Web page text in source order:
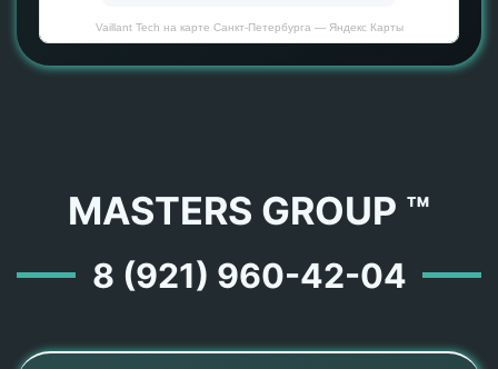
Vaillant Tech на карте Санкт‑Петербурга — Яндекс Карты
MASTERS GROUP ™
8 (921) 960-42-04